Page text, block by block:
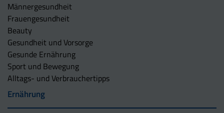
Männergesundheit
Frauengesundheit
Beauty
Gesundheit und Vorsorge
Gesunde Ernährung
Sport und Bewegung
Alltags- und Verbrauchertipps
Ernährung